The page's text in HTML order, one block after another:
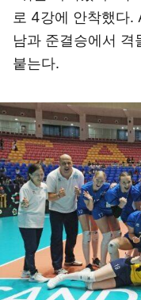
로 4강에 안착했다.
남과 준결승에서
붙는다.